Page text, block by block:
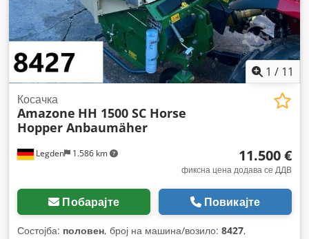
1 / 11
Legden 1.586 km
Косачка
Amazone HH 1500 SC Horse
Hopper Anbaumäher
11.500 €
фиксна цена додава се ДДВ
Побарајте Повикајте
Состојба: половен, број на машина/возило: 8427,